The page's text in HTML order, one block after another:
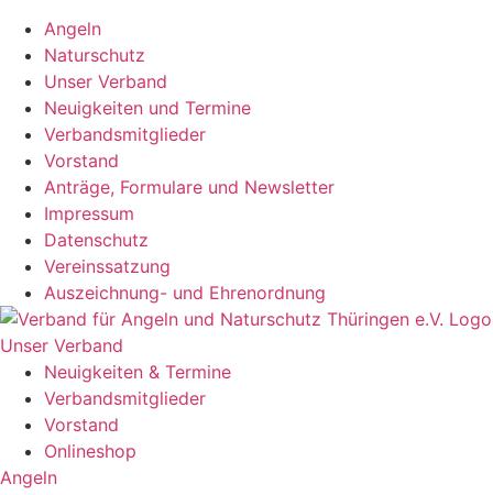
Angeln
Naturschutz
Unser Verband
Neuigkeiten und Termine
Verbandsmitglieder
Vorstand
Anträge, Formulare und Newsletter
Impressum
Datenschutz
Vereinssatzung
Auszeichnung- und Ehrenordnung
Unser Verband
Neuigkeiten & Termine
Verbandsmitglieder
Vorstand
Onlineshop
Angeln